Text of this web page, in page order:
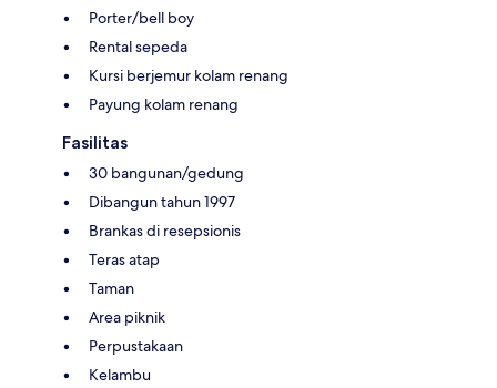
Porter/bell boy
Rental sepeda
Kursi berjemur kolam renang
Payung kolam renang
Fasilitas
30 bangunan/gedung
Dibangun tahun 1997
Brankas di resepsionis
Teras atap
Taman
Area piknik
Perpustakaan
Kelambu